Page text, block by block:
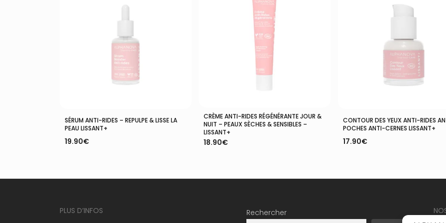
Ajouter Au Panier
SÉRUM ANTI-RIDES – REPULPE & LISSE LA
PEAU LISSANT+
19.90€
Ajouter Au Panier
CRÈME ANTI-RIDES RÉGÉNÉRANTE JOUR &
NUIT – PEAUX SÈCHES & SENSIBLES –
LISSANT+
18.90€
Ajouter Au Panier
CONTOUR DES YEUX ANTI-RIDES
POCHES ANTI-CERNES LISSANT+
17.90€
PLUS D’INFOS
Rechercher